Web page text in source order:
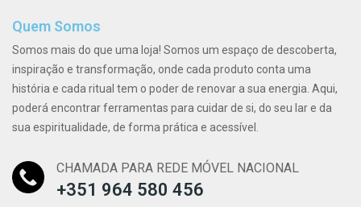
Quem Somos
Somos mais do que uma loja! Somos um espaço de descoberta,
inspiração e transformação, onde cada produto conta uma
história e cada ritual tem o poder de renovar a sua energia. Aqui,
poderá encontrar ferramentas para cuidar de si, do seu lar e da
sua espiritualidade, de forma prática e acessível.
CHAMADA PARA REDE MÓVEL NACIONAL
+351 964 580 456